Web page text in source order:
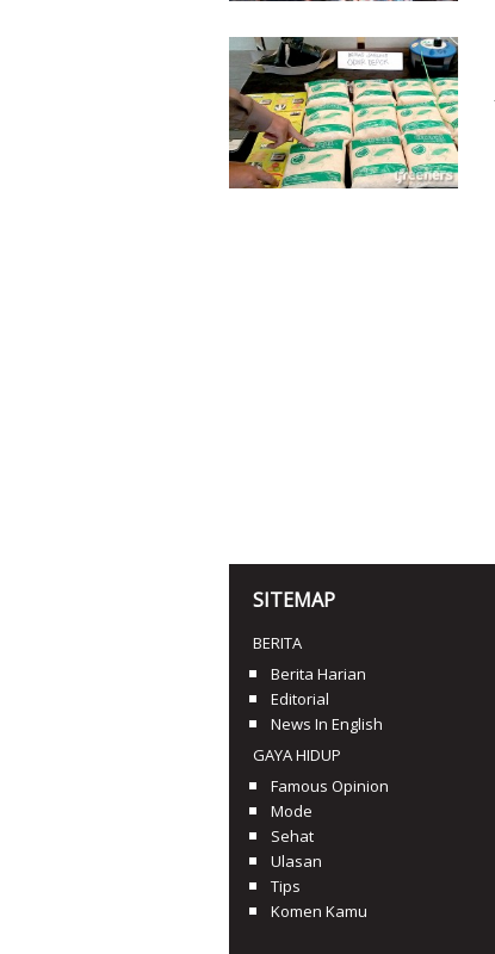
SITEMAP
BERITA
Berita Harian
Editorial
News In English
GAYA HIDUP
Famous Opinion
Mode
Sehat
Ulasan
Tips
Komen Kamu